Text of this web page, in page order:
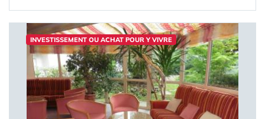
INVESTISSEMENT OU ACHAT POUR Y VIVRE